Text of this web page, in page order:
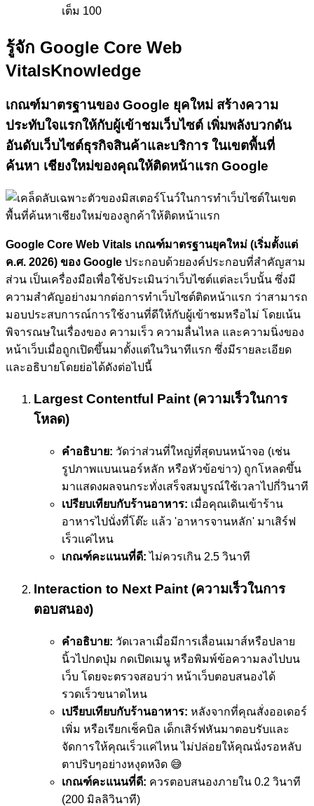
เต็ม 100
รู้จัก Google Core Web
VitalsKnowledge
เกณฑ์มาตรฐานของ Google ยุคใหม่ สร้างความ
ประทับใจแรกให้กับผู้เข้าชมเว็บไซต์ เพิ่มพลังบวกดัน
อันดับเว็บไซต์ธุรกิจสินค้าและบริการ ในเขตพื้นที่
ค้นหา เชียงใหม่ของคุณให้ติดหน้าแรก Google
Google Core Web Vitals เกณฑ์มาตรฐานยุคใหม่ (เริ่มตั้งแต่
ค.ศ. 2026) ของ Google ประกอบด้วยองค์ประกอบที่สำคัญสาม
ส่วน เป็นเครื่องมือเพื่อใช้ประเมินว่าเว็บไซต์แต่ละเว็บนั้น ซึ่งมี
ความสำคัญอย่างมากต่อการทำเว็บไซต์ติดหน้าแรก ว่าสามารถ
มอบประสบการณ์การใช้งานที่ดีให้กับผู้เข้าชมหรือไม่ โดยเน้น
พิจารณษในเรื่องของ ความเร็ว ความลื่นไหล และความนิ่งของ
หน้าเว็บเมื่อถูกเปิดขึ้นมาตั้งแต่ในวินาทีแรก ซึ่งมีรายละเอียด
และอธิบายโดยย่อได้ดังต่อไปนี้
Largest Contentful Paint (ความเร็วในการ
โหลด)
คำอธิบาย: วัดว่าส่วนที่ใหญ่ที่สุดบนหน้าจอ (เช่น
รูปภาพแบนเนอร์หลัก หรือหัวข้อข่าว) ถูกโหลดขึ้น
มาแสดงผลจนกระทั่งเสร็จสมบูรณ์ใช้เวลาไปกี่วินาที
เปรียบเทียบกับร้านอาหาร: เมื่อคุณเดินเข้าร้าน
อาหารไปนั่งที่โต๊ะ แล้ว 'อาหารจานหลัก' มาเสิร์ฟ
เร็วแค่ไหน
เกณฑ์คะแนนที่ดี: ไม่ควรเกิน 2.5 วินาที
Interaction to Next Paint (ความเร็วในการ
ตอบสนอง)
คำอธิบาย: วัดเวลาเมื่อมีการเลื่อนเมาส์หรือปลาย
นิ้วไปกดปุ่ม กดเปิดเมนู หรือพิมพ์ข้อความลงไปบน
เว็บ โดยจะตรวจสอบว่า หน้าเว็บตอบสนองได้
รวดเร็วขนาดไหน
เปรียบเทียบกับร้านอาหาร: หลังจากที่คุณสั่งออเดอร์
เพิ่ม หรือเรียกเช็คบิล เด็กเสิร์ฟหันมาตอบรับและ
จัดการให้คุณเร็วแค่ไหน ไม่ปล่อยให้คุณนั่งรอหลับ
ตาปริบๆอย่างหงุดหงิด 😅
เกณฑ์คะแนนที่ดี: ควรตอบสนองภายใน 0.2 วินาที
(200 มิลลิวินาที)